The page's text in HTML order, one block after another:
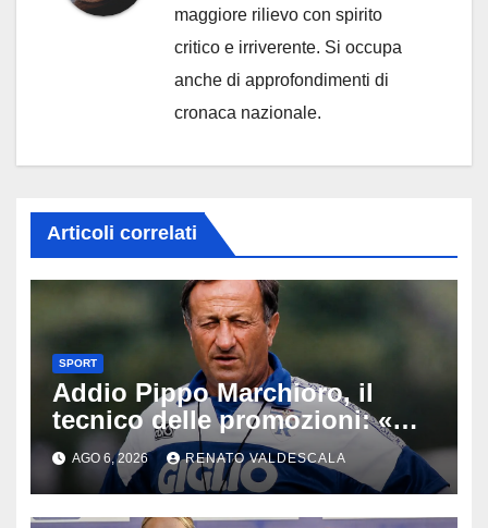
maggiore rilievo con spirito
critico e irriverente. Si occupa
anche di approfondimenti di
cronaca nazionale.
Articoli correlati
SPORT
Addio Pippo Marchioro, il
tecnico delle promozioni: «Ha
scritto pagine indimenticabili
del nostro calcio»
AGO 6, 2026 RENATO VALDESCALA